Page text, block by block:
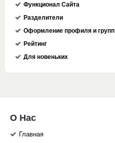
Функционал Сайта
Разделители
Оформление профиля и групп
Рейтинг
Для новеньких
О Нас
Главная